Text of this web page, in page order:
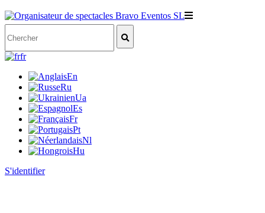
fr
En
Ru
Ua
Es
Fr
Pt
Nl
Hu
S'identifier